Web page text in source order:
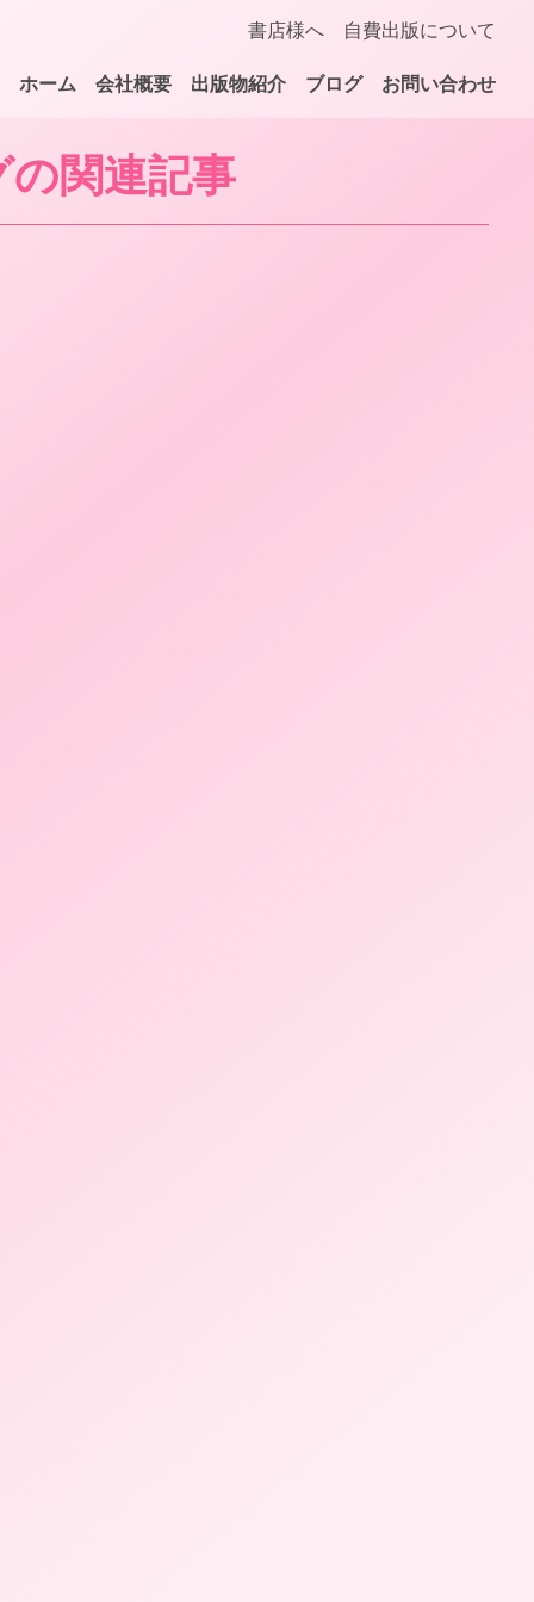
書店様へ 自費出版について
ホーム 会社概要 出版物紹介 ブログ お問い合わせ
関連記事